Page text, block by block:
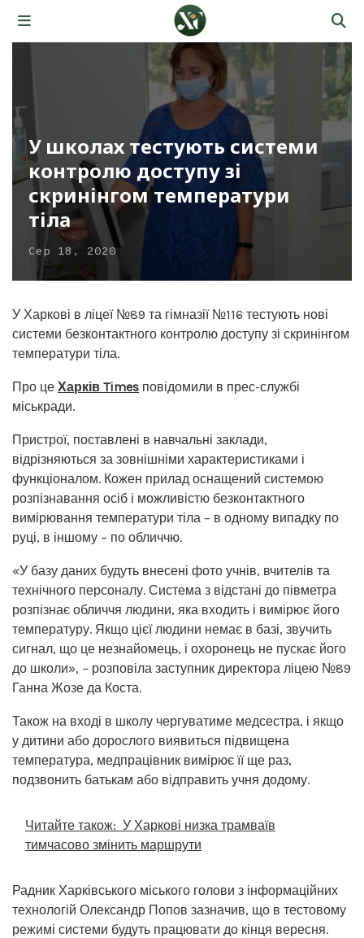
У школах тестують системи
контролю доступу зі
скринінгом температури
тіла
Сер 18, 2020
У Харкові в ліцеї №89 та гімназії №116 тестують нові
системи безконтактного контролю доступу зі скринінгом
температури тіла.
Про це Харків Times повідомили в прес-службі
міськради.
Пристрої, поставлені в навчальні заклади,
відрізняються за зовнішніми характеристиками і
функціоналом. Кожен прилад оснащений системою
розпізнавання осіб і можливістю безконтактного
вимірювання температури тіла – в одному випадку по
руці, в іншому – по обличчю.
«У базу даних будуть внесені фото учнів, вчителів та
технічного персоналу. Система з відстані до півметра
розпізнає обличчя людини, яка входить і вимірює його
температуру. Якщо цієї людини немає в базі, звучить
сигнал, що це незнайомець, і охоронець не пускає його
до школи», – розповіла заступник директора ліцею №89
Ганна Жозе да Коста.
Також на вході в школу чергуватиме медсестра, і якщо
у дитини або дорослого виявиться підвищена
температура, медпрацівник вимірює її ще раз,
подзвонить батькам або відправить учня додому.
Читайте також: У Харкові низка трамваїв
тимчасово змінить маршрути
Радник Харківського міського голови з інформаційних
технологій Олександр Попов зазначив, що в тестовому
режимі системи будуть працювати до кінця вересня.